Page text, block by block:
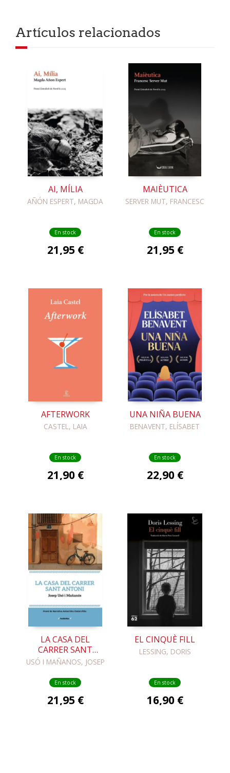
Artículos relacionados
AI, MÍLIA
AÑÓN ESPERT, MAGDA
En stock
21,95 €
MAIÈUTICA
SERVER MUT, FRANCESC
En stock
21,95 €
AFTERWORK
CASTEL, LAIA
En stock
21,90 €
UNA NIÑA BUENA
BENAVENT, ELÍSABET
En stock
22,90 €
LA CASA DEL
CARRER SANT
ANTONI
USÓ I MAÑANOS, JOSEP
En stock
21,95 €
EL CINQUÈ FILL
LESSING, DORIS
En stock
16,90 €